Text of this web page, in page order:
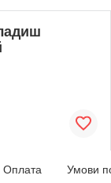
Оплата Умови